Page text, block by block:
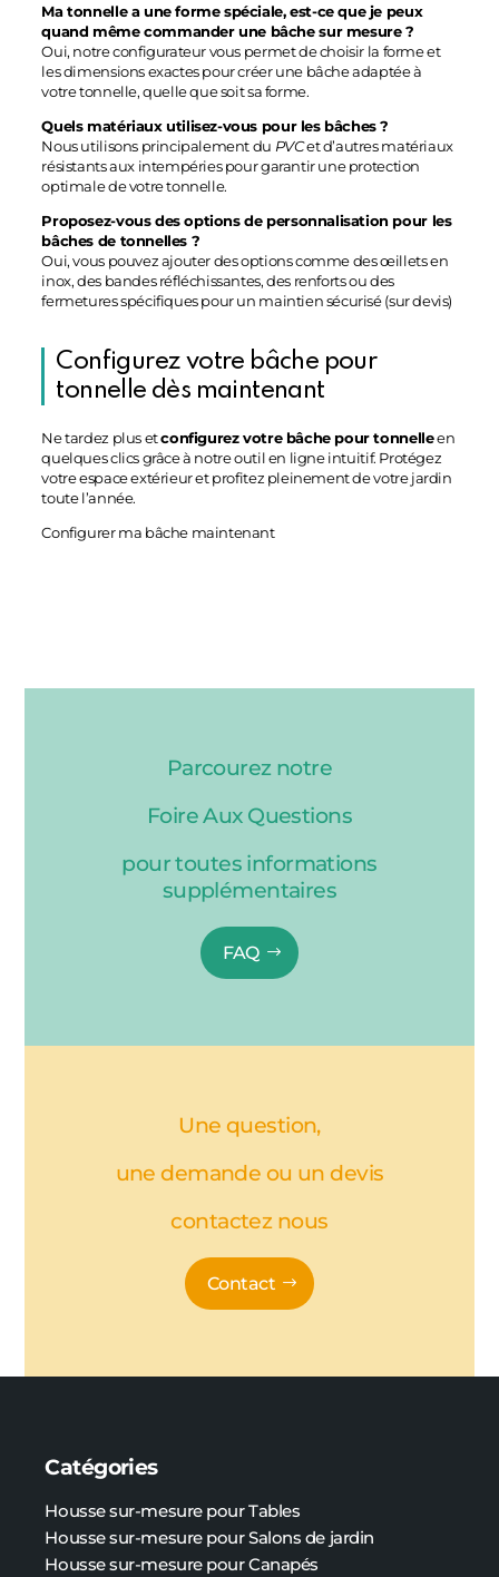
Ma tonnelle a une forme spéciale, est-ce que je peux
quand même commander une bâche sur mesure ?
Oui, notre configurateur vous permet de choisir la forme et
les dimensions exactes pour créer une bâche adaptée à
votre tonnelle, quelle que soit sa forme.
Quels matériaux utilisez-vous pour les bâches ?
Nous utilisons principalement du PVCet d’autres matériaux
résistants aux intempéries pour garantir une protection
optimale de votre tonnelle.
Proposez-vous des options de personnalisation pour les
bâches de tonnelles ?
Oui, vous pouvez ajouter des options comme des œillets en
inox, des bandes réfléchissantes, des renforts ou des
fermetures spécifiques pour un maintien sécurisé (sur devis)
Configurez votre bâche pour
tonnelle dès maintenant
Ne tardez plus etconfigurez votre bâche pour tonnelleen
quelques clics grâce à notre outil en ligne intuitif. Protégez
votre espace extérieur et profitez pleinement de votre jardin
toute l’année.
Configurer ma bâche maintenant
Parcourez notre
Foire Aux Questions
pour toutes informations
supplémentaires
FAQ
Une question,
une demande ou un devis
contactez nous
Contact
Catégories
Housse sur-mesure pour Tables
Housse sur-mesure pour Salons de jardin
Housse sur-mesure pour Canapés